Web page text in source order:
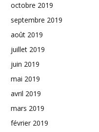
octobre 2019
septembre 2019
août 2019
juillet 2019
juin 2019
mai 2019
avril 2019
mars 2019
février 2019